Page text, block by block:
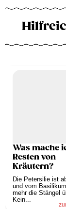
Was mache
Resten von
Kräutern?
Die Petersilie ist
und vom
mehr die Stängel
Kein...